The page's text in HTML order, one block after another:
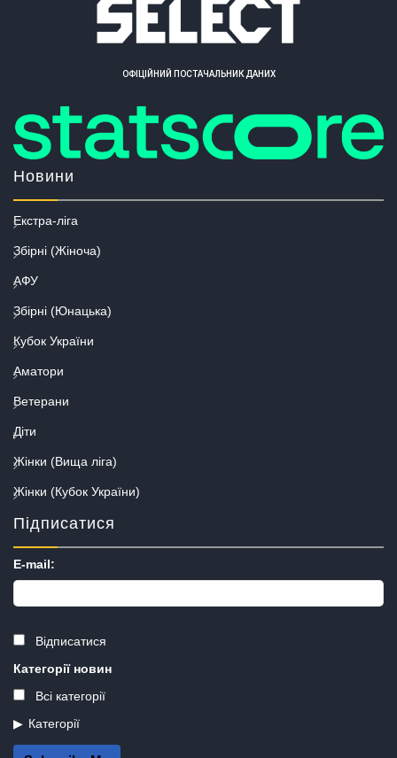
ОФІЦІЙНИЙ ПОСТАЧАЛЬНИК ДАНИХ
Новини
Екстра-ліга
Збірні (Жіноча)
АФУ
Збірні (Юнацька)
Кубок України
Аматори
Ветерани
Діти
Жінки (Вища ліга)
Жінки (Кубок України)
Підписатися
E-mail:
Відписатися
Категорії новин
Всі категорії
Категорії